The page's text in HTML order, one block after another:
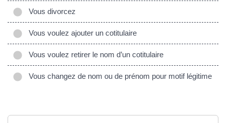
Vous divorcez
Vous voulez ajouter un cotitulaire
Vous voulez retirer le nom d’un cotitulaire
Vous changez de nom ou de prénom pour motif légitime